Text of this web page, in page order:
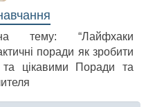
тему: “Лайфхаки
поради як зробити
цікавими Поради та